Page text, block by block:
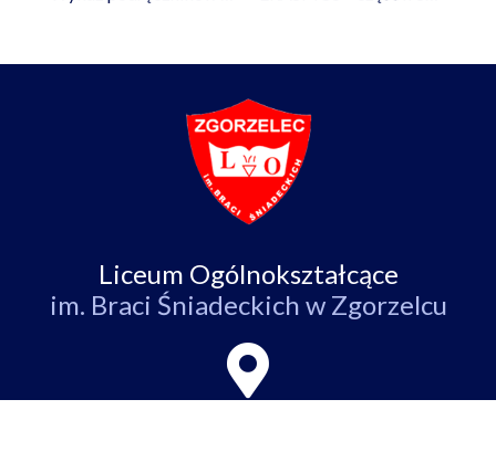
Liceum Ogólnokształcące
im. Braci Śniadeckich w Zgorzelcu